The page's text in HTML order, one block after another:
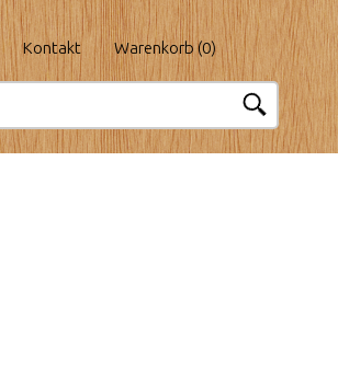
Kontakt Warenkorb (0)